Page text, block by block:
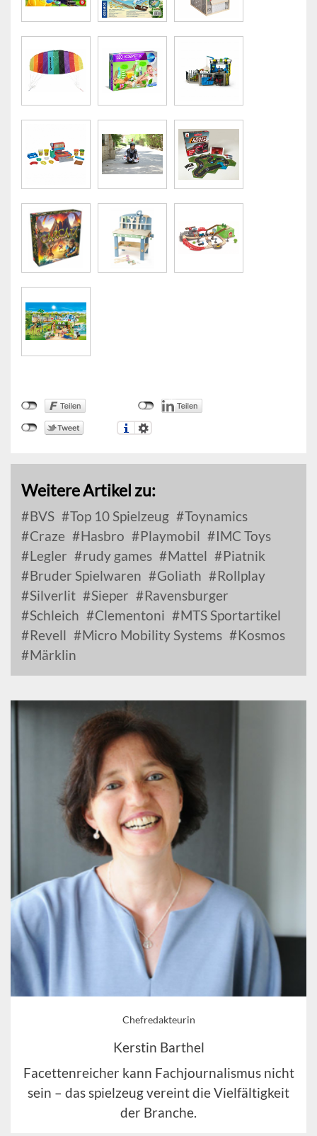
Weitere Artikel zu:
BVS Top 10 Spielzeug
Toynamics
Craze
Hasbro Playmobil
IMC Toys
Legler
rudy games Mattel
Piatnik
Bruder Spielwaren
Goliath
Rollplay
Silverlit
Sieper
Ravensburger
Schleich
Clementoni
MTS Sportartikel
Revell
Micro Mobility Systems
Kosmos
Märklin
Chefredakteurin
Kerstin Barthel
Facettenreicher kann Fachjournalismus nicht
sein – das spielzeug vereint die Vielfältigkeit
der Branche.